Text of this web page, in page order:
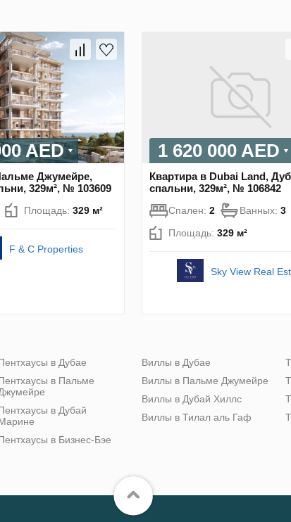
AED
Джумейре,
329м², № 103609
Площадь: 329 м²
F & C Properties
1 620 000 AED
Квартира в Dubai Land,
спальни, 329м², № 106842
Спален: 2 Ванных: 3
Площадь: 329 м²
Sky View Real
в Дубае
в Пальме
в Дубай
в Бизнес-Бэе
Виллы в Дубае
Виллы в Пальме Джумейре
Виллы в Дубай Хиллс
Виллы в Тилал аль Гаф